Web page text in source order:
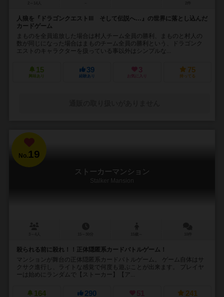
人狼を『ドラゴンクエストⅢ そして伝説へ…』の世界に落とし込んだ
カードゲーム
まものを全員追放した場合は村人チーム全員の勝利、まものと村人の
数が同じになった場合はまものチーム全員の勝利という、ドラゴンク
エストのキャラクターを扱っている事以外はシンプルな...
15
興味あり
39
経験あり
3
お気に入り
75
持ってる
No.19
ストーカーマンション
Stalker Mansion
殺られる前に殺れ！！正体隠匿系カードバトルゲーム！
マンションが舞台の正体隠匿系カードバトルゲーム。 ゲーム自体はサ
クサク進行し、ライトな感覚で何度も遊ぶことが出来ます。 プレイヤ
ーは始めにランダムで【ストーカー】【ア...
164 290 51 241